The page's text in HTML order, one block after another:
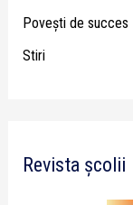
Poveşti de succes
Stiri
Revista școlii